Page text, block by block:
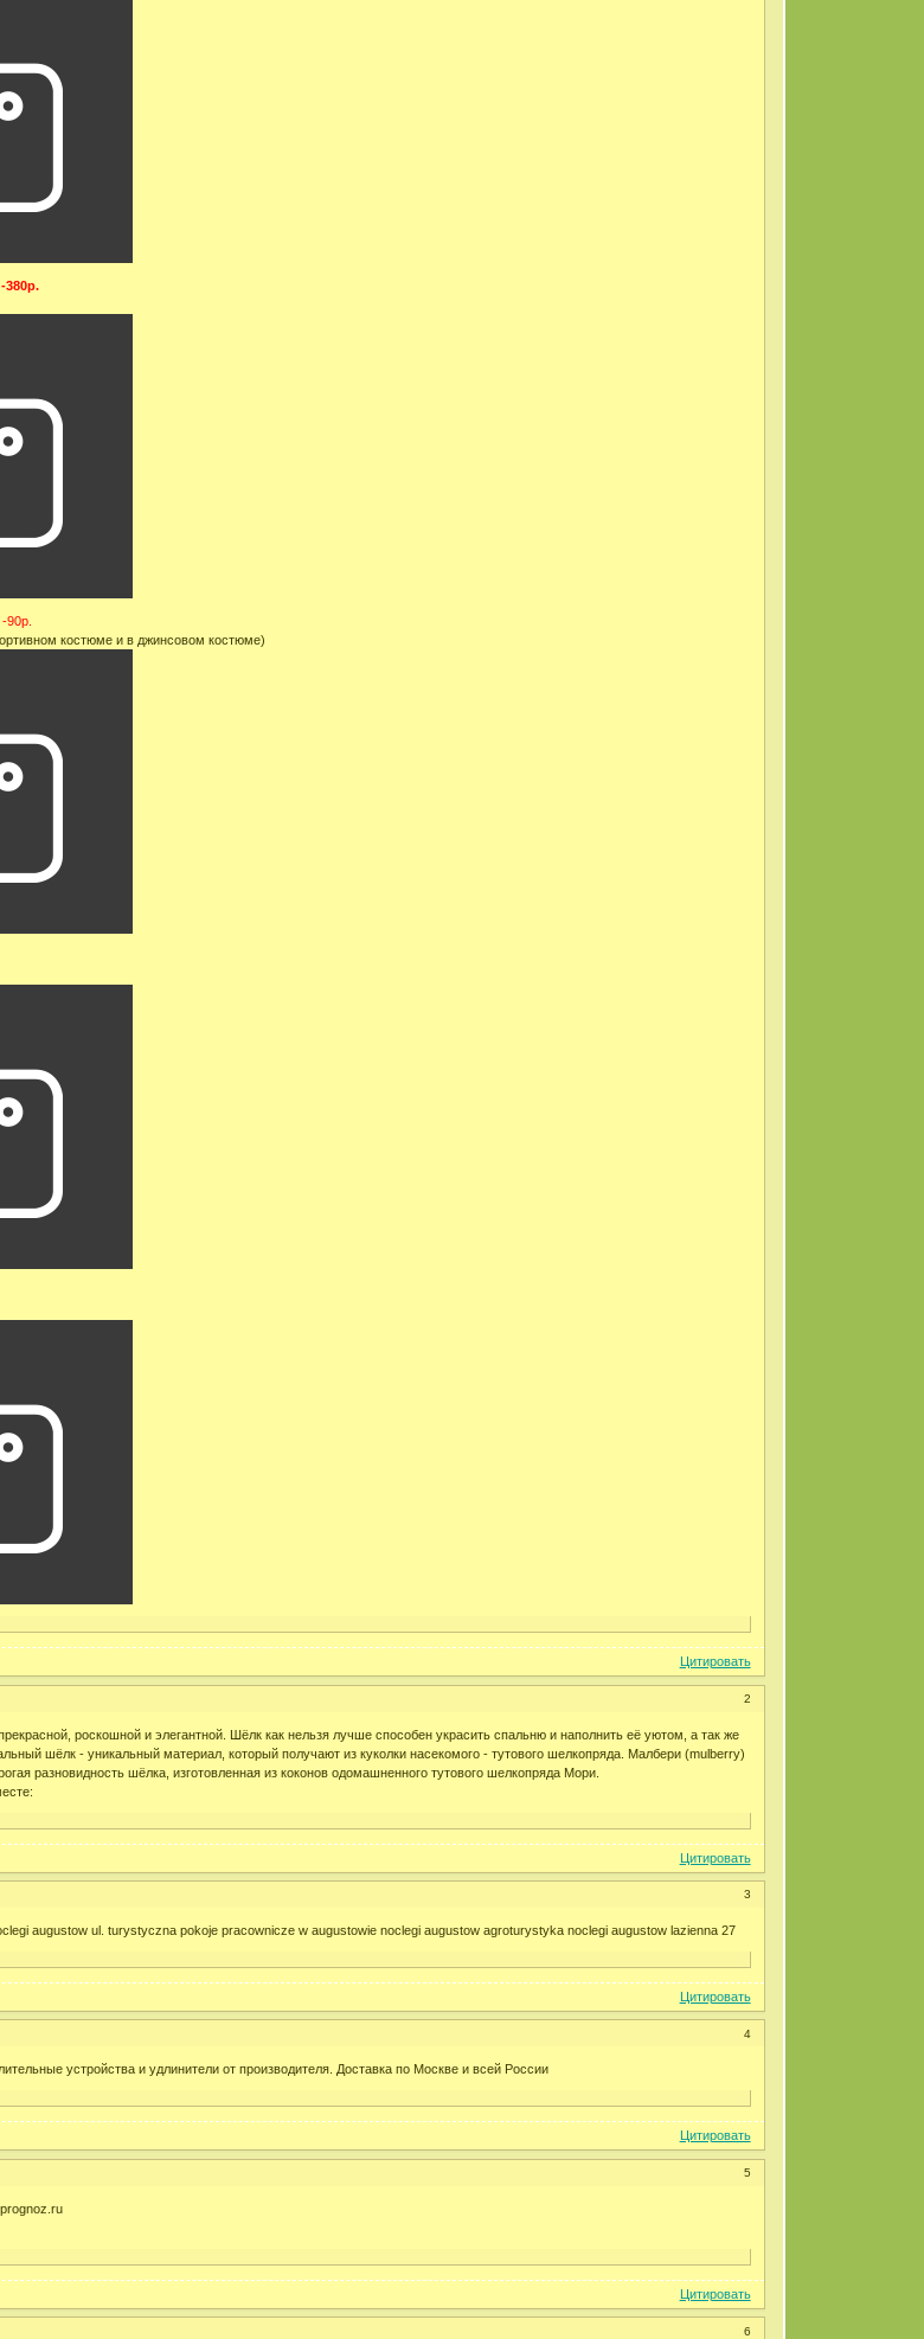
380р.
90р.
костюме и в джинсовом костюме)
Цитировать
2
роскошной и элегантной. Шёлк как нельзя лучше способен украсить спальню и наполнить её уютом, а так же
шёлк - уникальный материал, который получают из куколки насекомого - тутового шелкопряда. Малбери (mulberry)
разновидность шёлка, изготовленная из коконов одомашненного тутового шелкопряда Мори.
Цитировать
3
augustow ul. turystyczna pokoje pracownicze w augustowie noclegi augustow agroturystyka noclegi augustow lazienna 27
Цитировать
4
устройства и удлинители от производителя. Доставка по Москве и всей России
Цитировать
5
Цитировать
6